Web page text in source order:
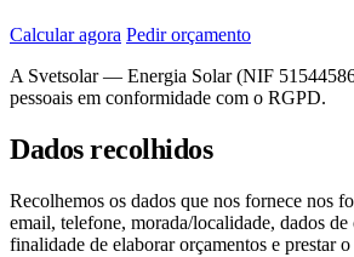
Calcular agora Pedir orçamento
A Svetsolar — Energia Solar (NIF
pessoais em conformidade com o RGPD.
Dados recolhidos
Recolhemos os dados que nos fornece nos
email, telefone, morada/localidade, dados de
finalidade de elaborar orçamentos e prestar